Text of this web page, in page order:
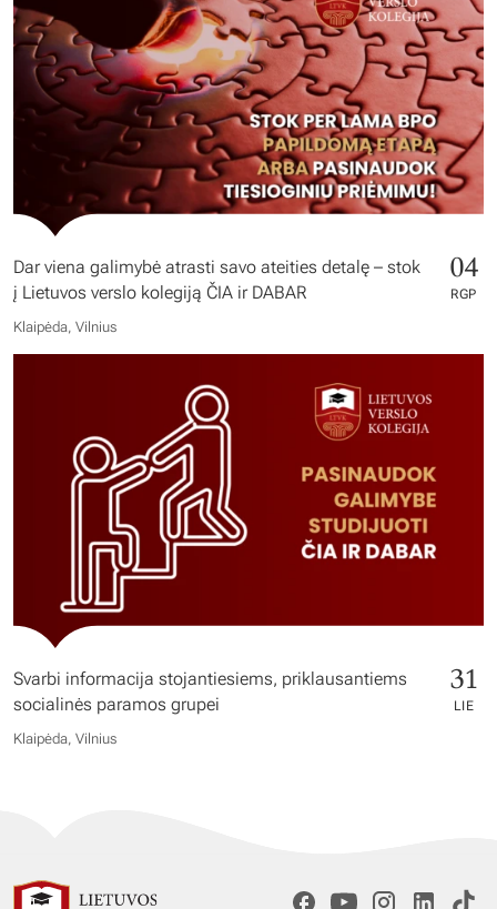
Dar viena galimybė atrasti savo ateities detalę – stok
į Lietuvos verslo kolegiją ČIA ir DABAR
04
RGP
Klaipėda, Vilnius
Svarbi informacija stojantiesiems, priklausantiems
socialinės paramos grupei
31
LIE
Klaipėda, Vilnius